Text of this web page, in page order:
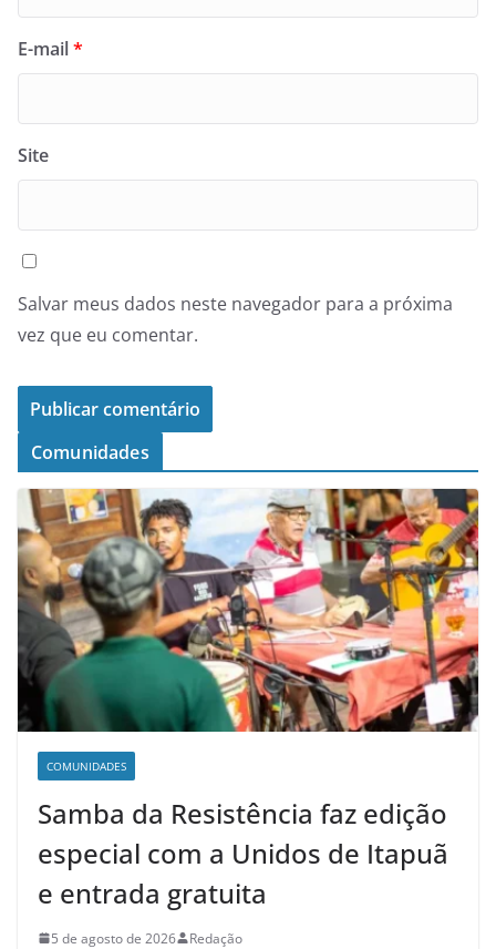
E-mail*
Site
Salvar meus dados neste navegador para a próxima
vez que eu comentar.
Comunidades
COMUNIDADES
Samba da Resistência faz edição
especial com a Unidos de Itapuã
e entrada gratuita
5 de agosto de 2026 Redação